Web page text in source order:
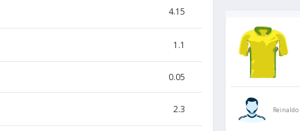
4.15
1.1
0.05
2.3 Reinaldo